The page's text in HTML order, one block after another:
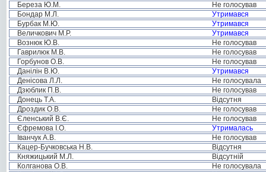
Береза Ю.М.
Не голосував
Бондар М.Л.
Утримався
Бурбак М.Ю.
Утримався
Величкович М.Р.
Утримався
Вознюк Ю.В.
Не голосував
Гаврилюк М.В.
Не голосував
Горбунов О.В.
Не голосував
Данілін В.Ю.
Утримався
Денісова Л.Л.
Не голосувала
Дзюблик П.В.
Не голосував
Донець Т.А.
Відсутня
Дроздик О.В.
Не голосував
Єленський В.Є.
Не голосував
Єфремова І.О.
Утрималась
Іванчук А.В.
Не голосував
Кацер-Бучковська Н.В.
Відсутня
Княжицький М.Л.
Відсутній
Колганова О.В.
Не голосувала